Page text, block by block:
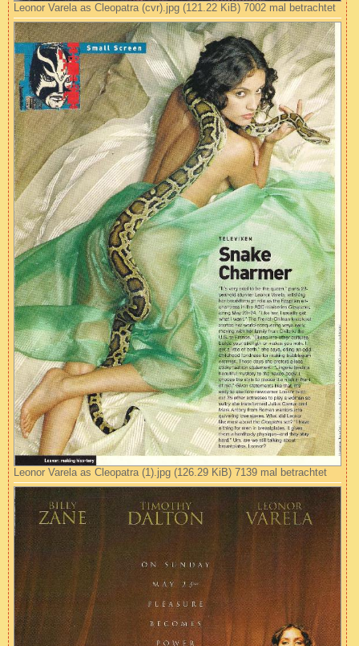
Leonor Varela as Cleopatra (cvr).jpg (121.22 KiB) 7002 mal betrachtet
Leonor Varela as Cleopatra (1).jpg (126.29 KiB) 7139 mal betrachtet